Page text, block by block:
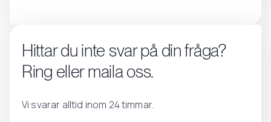
Hittar du inte svar på din fråga?
Ring eller maila oss.
Vi svarar alltid inom 24 timmar.